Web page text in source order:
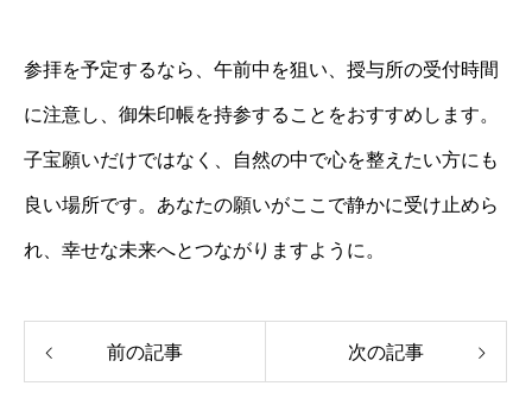
参拝を予定するなら、午前中を狙い、授与所の受付時間
に注意し、御朱印帳を持参することをおすすめします。
子宝願いだけではなく、自然の中で心を整えたい方にも
良い場所です。あなたの願いがここで静かに受け止めら
れ、幸せな未来へとつながりますように。
前の記事 次の記事